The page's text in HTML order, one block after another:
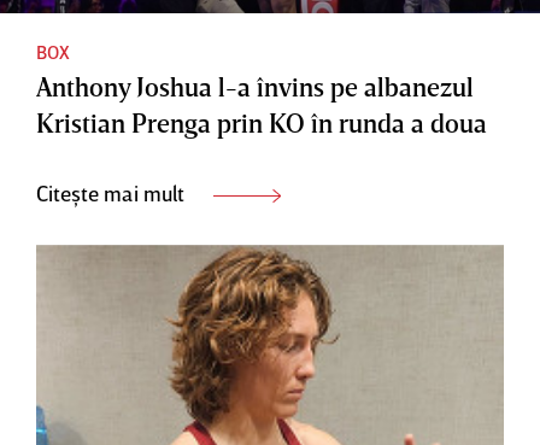
BOX
Anthony Joshua l-a învins pe albanezul
Kristian Prenga prin KO în runda a doua
Citește mai mult